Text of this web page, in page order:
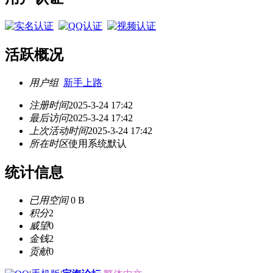
活跃概况
用户组 新手上路
注册时间2025-3-24 17:42
最后访问2025-3-24 17:42
上次活动时间2025-3-24 17:42
所在时区使用系统默认
统计信息
已用空间0 B
积分2
威望0
金钱2
贡献0